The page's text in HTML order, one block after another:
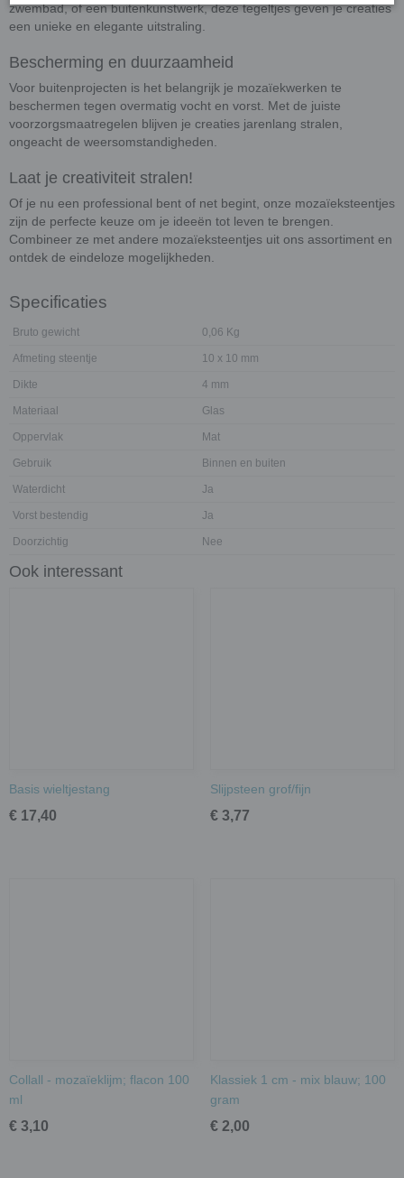
zwembad, of een buitenkunstwerk, deze tegeltjes geven je creaties
een unieke en elegante uitstraling.
Bescherming en duurzaamheid
Voor buitenprojecten is het belangrijk je mozaïekwerken te
beschermen tegen overmatig vocht en vorst. Met de juiste
voorzorgsmaatregelen blijven je creaties jarenlang stralen,
ongeacht de weersomstandigheden.
Laat je creativiteit stralen!
Of je nu een professional bent of net begint, onze mozaïeksteentjes
zijn de perfecte keuze om je ideeën tot leven te brengen.
Combineer ze met andere mozaïeksteentjes uit ons assortiment en
ontdek de eindeloze mogelijkheden.
Specificaties
Bruto gewicht 0,06 Kg
Afmeting steentje 10 x 10 mm
Dikte 4 mm
Materiaal Glas
Oppervlak Mat
Gebruik Binnen en buiten
Waterdicht Ja
Vorst bestendig Ja
Doorzichtig Nee
Ook interessant
Basis wieltjestang
€ 17,40
Slijpsteen grof/fijn
€ 3,77
Collall - mozaïeklijm; flacon 100
ml
€ 3,10
Klassiek 1 cm - mix blauw; 100
gram
€ 2,00